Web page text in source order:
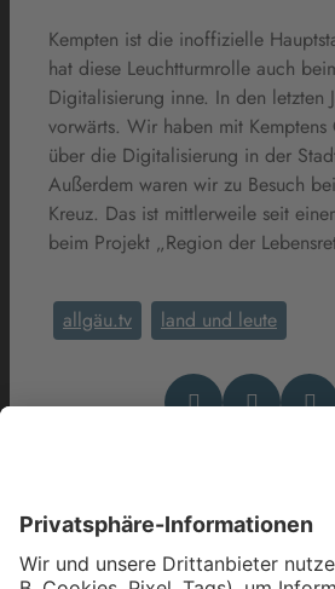
Kempten ist die inoffizielle
hat diese Leuchtturmrolle auch
Digitalisierung inne. In den letzten
vorwärts. Wir haben mit
über die Digitalisierung in der
Außerdem waren wir zu Besuch
Kreuz. Das ist mittlerweile seit
beim Projekt „Region der
allgäu.tv land und leute
Das könnte Dich